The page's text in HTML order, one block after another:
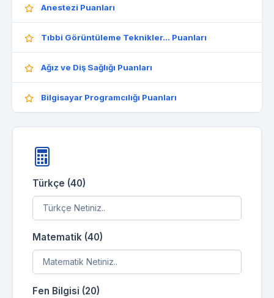
Anestezi Puanları
Tıbbi Görüntüleme Teknikler... Puanları
Ağız ve Diş Sağlığı Puanları
Bilgisayar Programcılığı Puanları
Türkçe (40)
Matematik (40)
Fen Bilgisi (20)